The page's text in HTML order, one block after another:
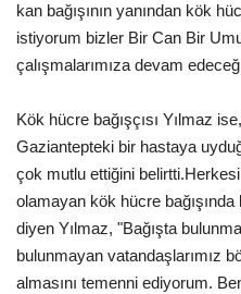
kan bağışının yanından kök
istiyorum bizler Bir Can Bir
çalışmalarımıza devam
Kök hücre bağışçısı Yılmaz
Gaziantepteki bir hastaya
çok mutlu ettiğini belirtti.Herkesi
olamayan kök hücre
diyen Yılmaz, "Bağışta
bulunmayan vatandaşlarımız
almasını temenni ediyorum.